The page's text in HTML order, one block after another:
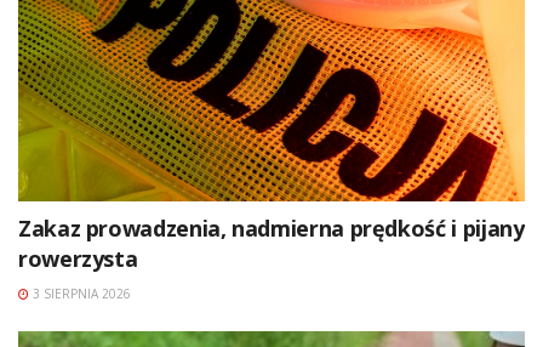
Zakaz prowadzenia, nadmierna prędkość i pijany
rowerzysta
3 SIERPNIA 2026